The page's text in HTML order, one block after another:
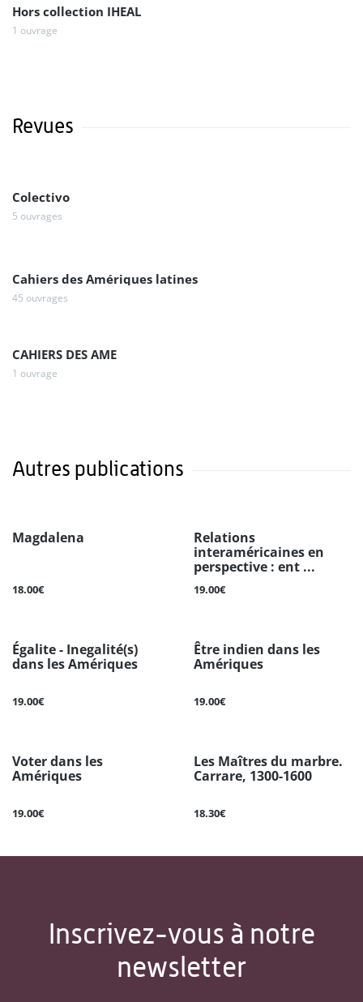
Hors collection IHEAL
1 ouvrage
Revues
Colectivo
5 ouvrages
Cahiers des Amériques latines
45 ouvrages
CAHIERS DES AME
1 ouvrage
Autres publications
Magdalena
18.00€
Relations
interaméricaines en
perspective : ent ...
19.00€
Égalite - Inegalité(s)
dans les Amériques
19.00€
Être indien dans les
Amériques
19.00€
Voter dans les
Amériques
19.00€
Les Maîtres du marbre.
Carrare, 1300-1600
18.30€
Inscrivez-vous à notre
newsletter